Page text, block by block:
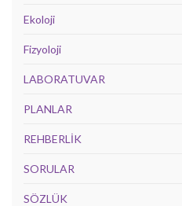
Ekoloji
Fizyoloji
LABORATUVAR
PLANLAR
REHBERLİK
SORULAR
SÖZLÜK